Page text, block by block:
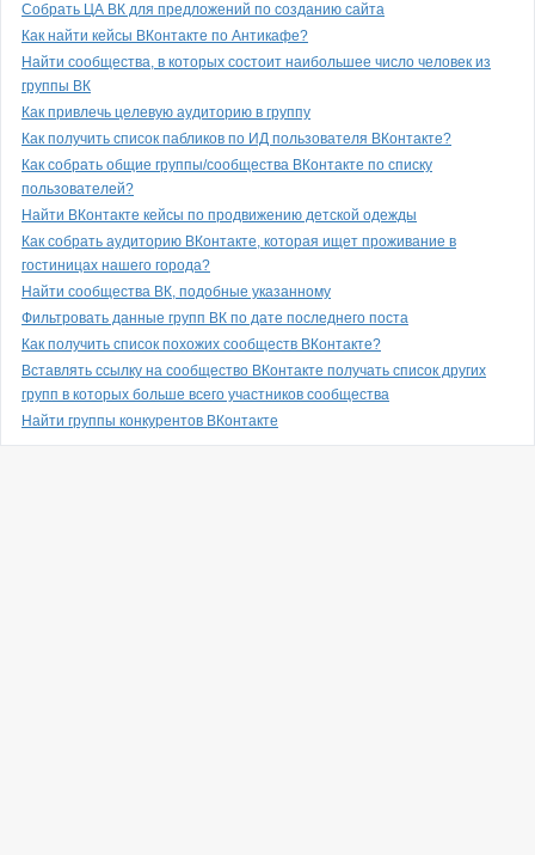
Собрать ЦА ВК для предложений по созданию сайта
Как найти кейсы ВКонтакте по Антикафе?
Найти сообщества, в которых состоит наибольшее число человек из
группы ВК
Как привлечь целевую аудиторию в группу
Как получить список пабликов по ИД пользователя ВКонтакте?
Как собрать общие группы/сообщества ВКонтакте по списку
пользователей?
Найти ВКонтакте кейсы по продвижению детской одежды
Как собрать аудиторию ВКонтакте, которая ищет проживание в
гостиницах нашего города?
Найти сообщества ВК, подобные указанному
Фильтровать данные групп ВК по дате последнего поста
Как получить список похожих сообществ ВКонтакте?
Вставлять ссылку на сообщество ВКонтакте получать список других
групп в которых больше всего участников сообщества
Найти группы конкурентов ВКонтакте